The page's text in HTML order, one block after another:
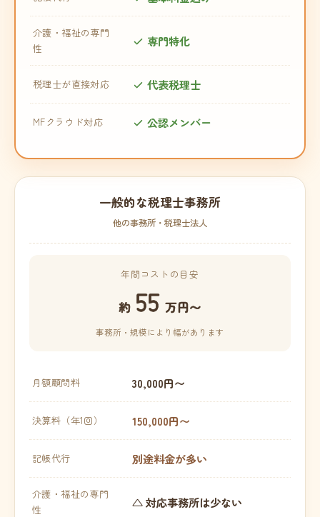
介護・福祉の専門
性
専門特化
税理士が直接対応 代表税理士
MFクラウド対応 公認メンバー
一般的な税理士事務所
他の事務所・税理士法人
年間コストの目安
約 55 万円〜
事務所・規模により幅があります
月額顧問料 30,000円〜
決算料（年1回） 150,000円〜
記帳代行 別途料金が多い
介護・福祉の専門
性
△ 対応事務所は少ない